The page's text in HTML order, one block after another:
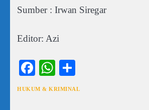
Sumber : Irwan Siregar
Editor: Azi
Facebook
WhatsApp
HUKUM & KRIMINAL